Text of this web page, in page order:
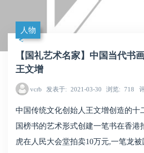
人物
【国礼艺术名家】中国当代
王文增
vcrb 发表于 2021-03-30 浏览 718
中国传统文化创始人王文增创造的十
国榜书的艺术形式创建一笔书在香港
虎在人民大会堂拍卖10万元,一笔龙